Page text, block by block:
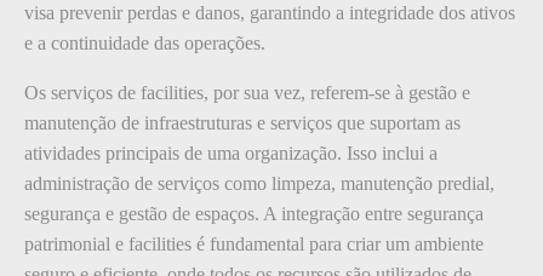
visa prevenir perdas e danos, garantindo a integridade dos ativos
e a continuidade das operações.
Os serviços de facilities, por sua vez, referem-se à gestão e
manutenção de infraestruturas e serviços que suportam as
atividades principais de uma organização. Isso inclui a
administração de serviços como limpeza, manutenção predial,
segurança e gestão de espaços. A integração entre segurança
patrimonial e facilities é fundamental para criar um ambiente